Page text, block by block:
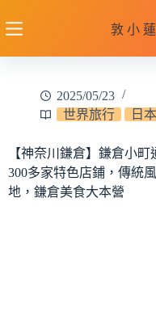
至
敦 小
2025/05/23
世界旅行
日
【神奈川鎌倉】鎌倉小
300多家特色店鋪，傳統
地，鎌倉美食大本營